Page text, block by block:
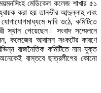
মেডিকেল কলেজ শাখার ৫১
করা হয় তানভীর আব্দুল্লাহ এবং
দাবি ওঠে, কমিটিতে
স্থান পেয়েছেন। সংবাদ সম্মেলনে
কলেজের আবাসন সংকটের কারণে
রাজনৈতিক কমিটিতে নাম যুক্ত
বাস্তবে ছাত্রলীগের কোনো